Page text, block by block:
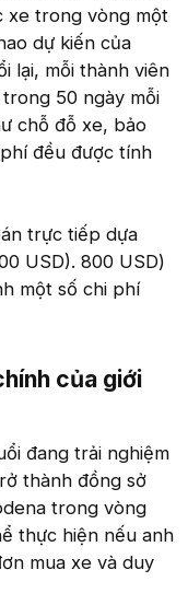
xe trong vòng một
dự kiến của
lại, mỗi thành viên
50 ngày mỗi
chỗ đỗ xe, bảo
đều được tính
trực tiếp dựa
USD). 800 USD)
một số chi phí
của giới
đang trải nghiệm
thành đồng sở
trong vòng
thực hiện nếu anh
mua xe và duy